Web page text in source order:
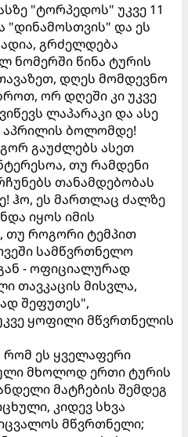
"ტორპედოს" უკვე 11
"დინამოსთვის" და ეს
გრძელდება
ნომერში წინა ტურის
დღეს მომდევნო
ორ დღეში კი უკვე
ლაპარაკი და ასე
ბოლომდე!
გაუძლებს ასეთ
თუ რამდენი
თანამდებობას
ჰო, ეს მართლაც ძალზე
იყოს იმის
თუ როგორი ტემპით
სამწვრთნელო
- ოფიციალურად
თავკაცის მისვლა,
შეფუთეს",
ყოფილი მწვრთნელის
რომ ეს ყველაფერი
მხოლოდ ერთი ტურის
მატჩების შემდეგ
კიდევ სხვა
მწვრთნელი;